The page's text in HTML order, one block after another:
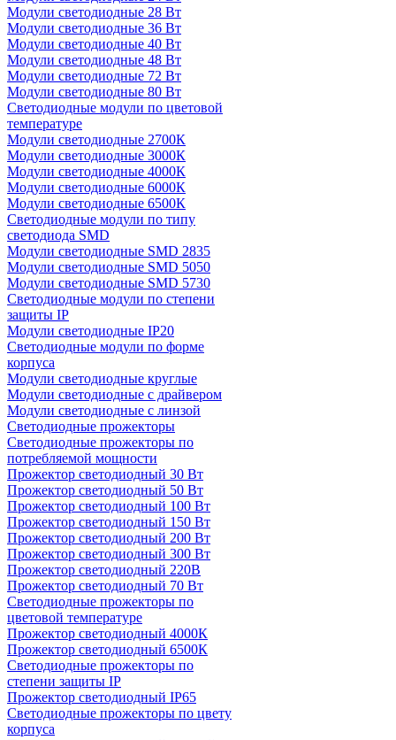
Модули светодиодные 28 Вт
Модули светодиодные 36 Вт
Модули светодиодные 40 Вт
Модули светодиодные 48 Вт
Модули светодиодные 72 Вт
Модули светодиодные 80 Вт
Светодиодные модули по цветовой
температуре
Модули светодиодные 2700К
Модули светодиодные 3000К
Модули светодиодные 4000К
Модули светодиодные 6000К
Модули светодиодные 6500К
Светодиодные модули по типу
светодиода SMD
Модули светодиодные SMD 2835
Модули светодиодные SMD 5050
Модули светодиодные SMD 5730
Светодиодные модули по степени
защиты IP
Модули светодиодные IP20
Светодиодные модули по форме
корпуса
Модули светодиодные круглые
Модули светодиодные с драйвером
Модули светодиодные с линзой
Светодиодные прожекторы
Светодиодные прожекторы по
потребляемой мощности
Прожектор светодиодный 30 Вт
Прожектор светодиодный 50 Вт
Прожектор светодиодный 100 Вт
Прожектор светодиодный 150 Вт
Прожектор светодиодный 200 Вт
Прожектор светодиодный 300 Вт
Прожектор светодиодный 220В
Прожектор светодиодный 70 Вт
Светодиодные прожекторы по
цветовой температуре
Прожектор светодиодный 4000К
Прожектор светодиодный 6500К
Светодиодные прожекторы по
степени защиты IP
Прожектор светодиодный IP65
Светодиодные прожекторы по цвету
корпуса